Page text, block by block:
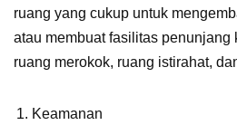
ruang yang cukup untuk
atau membuat fasilitas penunjang
ruang merokok, ruang istirahat,
Keamanan